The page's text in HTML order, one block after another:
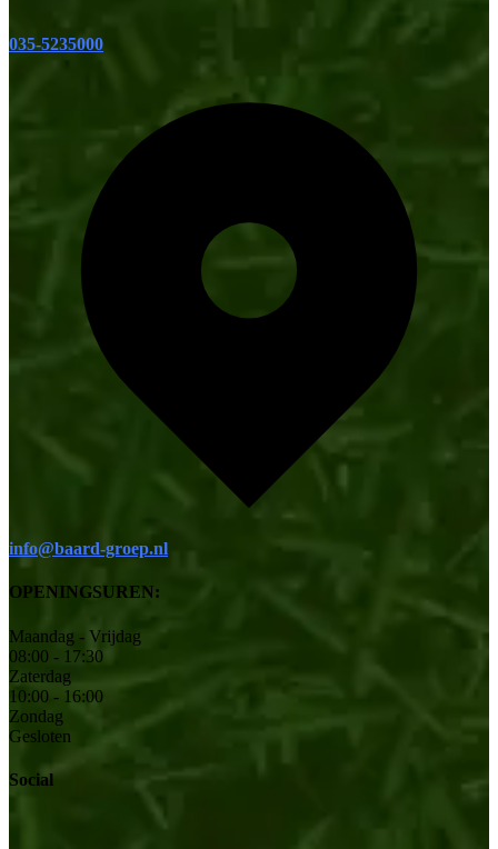
035-5235000
info@baard-groep.nl
OPENINGSUREN:
Maandag - Vrijdag
08:00 - 17:30
Zaterdag
10:00 - 16:00
Zondag
Gesloten
Social